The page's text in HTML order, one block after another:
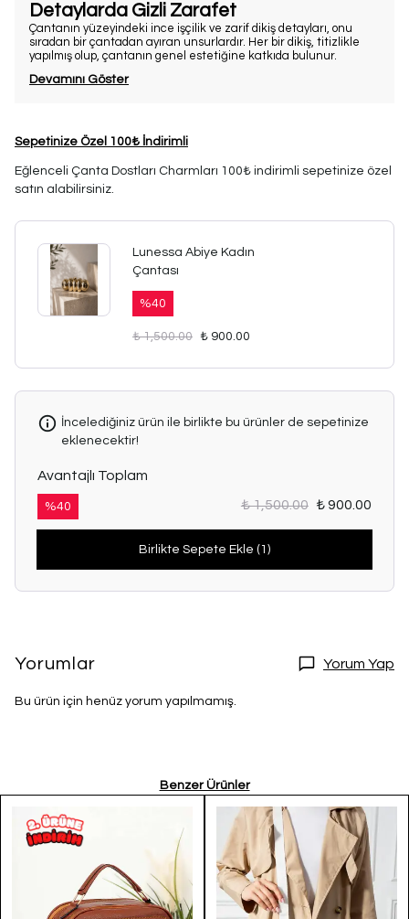
Detaylarda Gizli Zarafet
Çantanın yüzeyindeki ince işçilik ve zarif dikiş detayları, onu
sıradan bir çantadan ayıran unsurlardır. Her bir dikiş, titizlikle
yapılmış olup, çantanın genel estetiğine katkıda bulunur.
Devamını Göster
Sepetinize Özel 100₺ İndirimli
Eğlenceli Çanta Dostları Charmları 100₺ indirimli sepetinize özel
satın alabilirsiniz.
Lunessa Abiye Kadın
Çantası
%40
₺ 1,500.00 ₺ 900.00
İncelediğiniz ürün ile birlikte bu ürünler de sepetinize
eklenecektir!
Avantajlı Toplam
%40 ₺ 1,500.00 ₺ 900.00
Birlikte Sepete Ekle (1)
Yorumlar Yorum Yap
Bu ürün için henüz yorum yapılmamış.
Benzer Ürünler